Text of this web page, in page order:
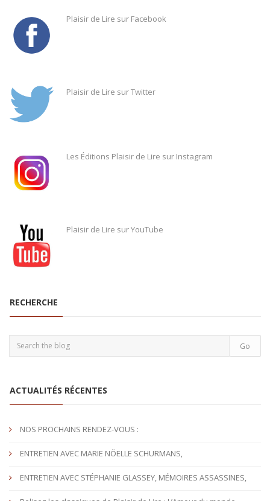
Plaisir de Lire sur Facebook
Plaisir de Lire sur Twitter
Les Éditions Plaisir de Lire sur Instagram
Plaisir de Lire sur YouTube
RECHERCHE
ACTUALITÉS RÉCENTES
NOS PROCHAINS RENDEZ-VOUS :
ENTRETIEN AVEC MARIE NÖELLE SCHURMANS,
ENTRETIEN AVEC STÉPHANIE GLASSEY, MÉMOIRES ASSASSINES,